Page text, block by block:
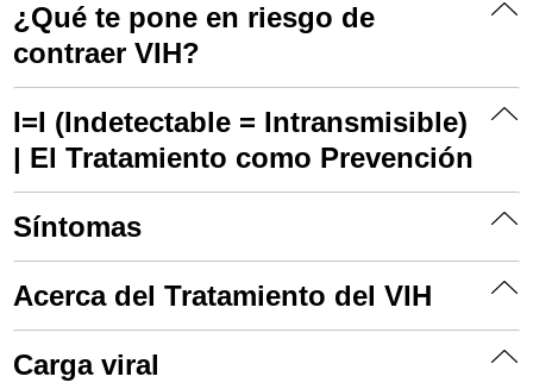
¿Qué te pone en riesgo de
contraer VIH?
I=I (Indetectable = Intransmisible)
| El Tratamiento como Prevención
Síntomas
Acerca del Tratamiento del VIH
Carga viral